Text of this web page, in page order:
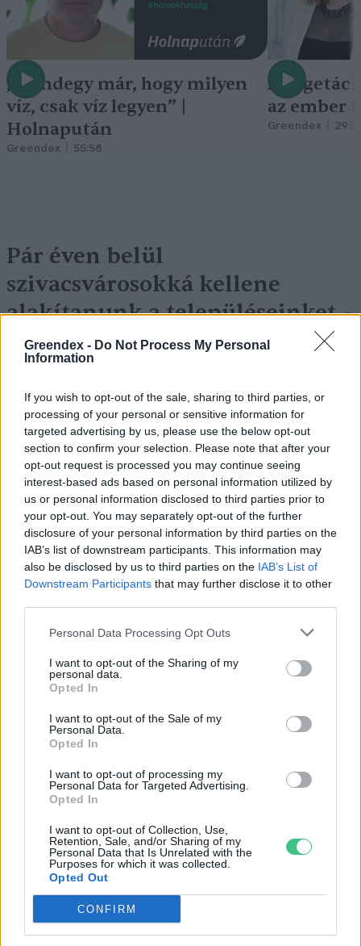
Greendex - Do Not Process My Personal
Information
If you wish to opt-out of the sale, sharing to third parties, or
processing of your personal or sensitive information for
targeted advertising by us, please use the below opt-out
section to confirm your selection. Please note that after your
opt-out request is processed you may continue seeing
interest-based ads based on personal information utilized by
us or personal information disclosed to third parties prior to
your opt-out. You may separately opt-out of the further
disclosure of your personal information by third parties on the
IAB’s list of downstream participants. This information may
also be disclosed by us to third parties on the IAB’s List of
Downstream Participants that may further disclose it to other
Personal Data Processing Opt Outs
I want to opt-out of the Sharing of my
personal data.
Opted In
I want to opt-out of the Sale of my
Personal Data.
Opted In
I want to opt-out of processing my
Personal Data for Targeted Advertising.
Opted In
I want to opt-out of Collection, Use,
Retention, Sale, and/or Sharing of my
Personal Data that Is Unrelated with the
Purposes for which it was collected.
Opted Out
CONFIRM
„Mindegy már, hogy milyen
víz, csak víz legyen” |
Holnapután
Greendex 55:58
A
az ember
Greendex
Pár éven belül
szivacsvárosokká kellene
alakítanunk a településeinket –
Podcast
PODCAST Novák Zsombor
Szöllősi Gáborral, a Gardenfutura ügyvezetőjével beszélgettünk.
Történelmi aszály sújtja Nagy-
SZEMLE
Elképesztő felvétel mutatja meg,
mekkora a különbség az áradó és a
kiszáradó Duna között